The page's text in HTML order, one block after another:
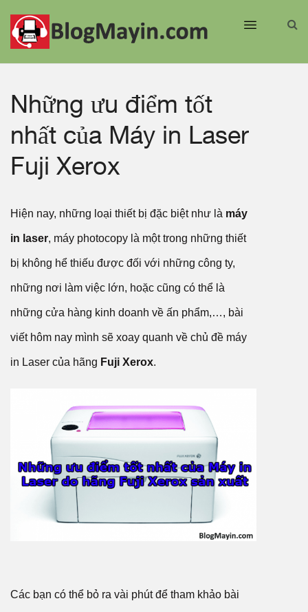
Những ưu điểm tốt
nhất của Máy in Laser
Fuji Xerox
Hiện nay, những loại thiết bị đặc biệt như là máy
in laser, máy photocopy là một trong những thiết
bị không hể thiếu được đối với những công ty,
những nơi làm việc lớn, hoặc cũng có thể là
những cửa hàng kinh doanh về ấn phẩm,…, bài
viết hôm nay mình sẽ xoay quanh về chủ đề máy
in Laser của hãng Fuji Xerox.
Các bạn có thể bỏ ra vài phút để tham khảo bài